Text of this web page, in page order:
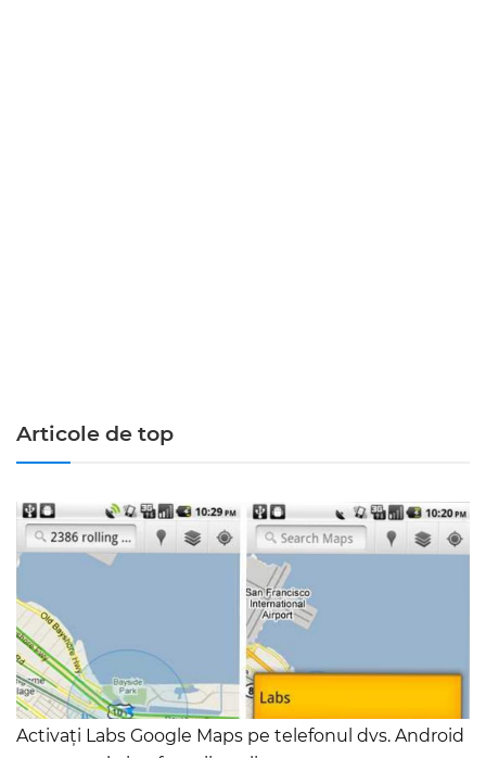
Articole de top
Activați Labs Google Maps pe telefonul dvs. Android